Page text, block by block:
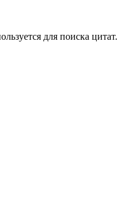
для поиска цитат.